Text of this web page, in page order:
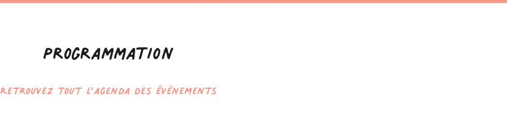
Programmation
Retrouvez tout l’agenda des évènements